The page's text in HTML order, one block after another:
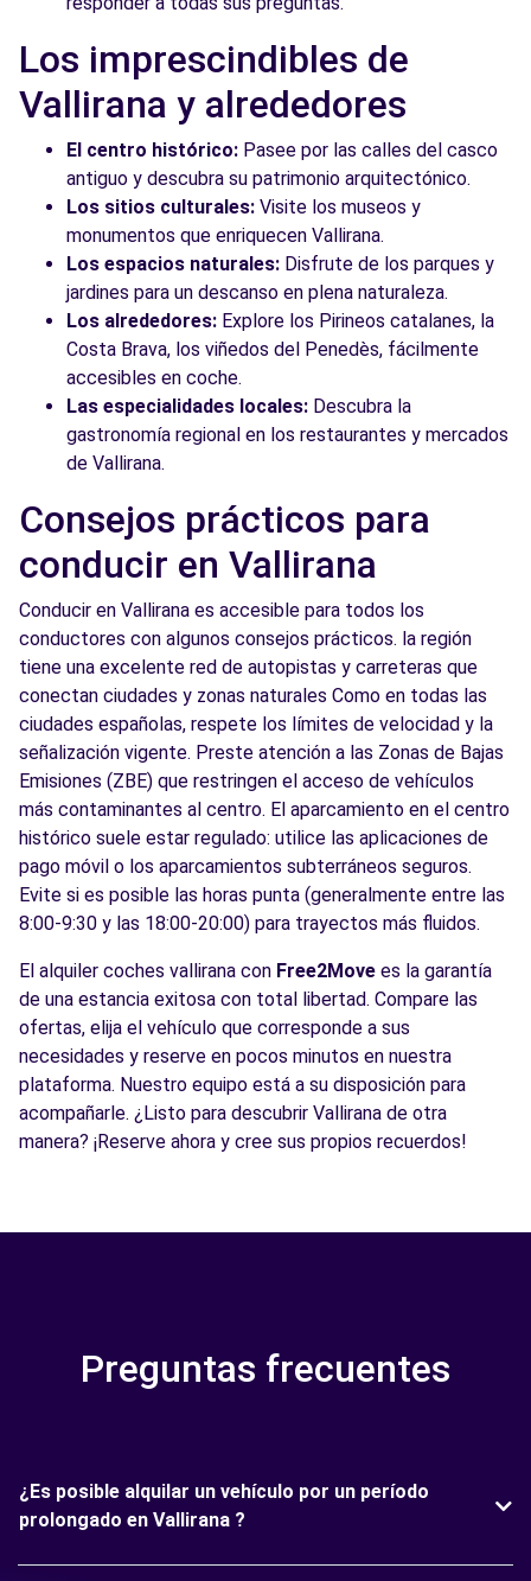
Los imprescindibles de
Vallirana y alrededores
El centro histórico: Pasee por las calles del casco
antiguo y descubra su patrimonio arquitectónico.
Los sitios culturales: Visite los museos y
monumentos que enriquecen Vallirana.
Los espacios naturales: Disfrute de los parques y
jardines para un descanso en plena naturaleza.
Los alrededores: Explore los Pirineos catalanes, la
Costa Brava, los viñedos del Penedès, fácilmente
accesibles en coche.
Las especialidades locales: Descubra la
gastronomía regional en los restaurantes y mercados
de Vallirana.
Consejos prácticos para
conducir en Vallirana
Conducir en Vallirana es accesible para todos los
conductores con algunos consejos prácticos. la región
tiene una excelente red de autopistas y carreteras que
conectan ciudades y zonas naturales Como en todas las
ciudades españolas, respete los límites de velocidad y la
señalización vigente. Preste atención a las Zonas de Bajas
Emisiones (ZBE) que restringen el acceso de vehículos
más contaminantes al centro. El aparcamiento en el centro
histórico suele estar regulado: utilice las aplicaciones de
pago móvil o los aparcamientos subterráneos seguros.
Evite si es posible las horas punta (generalmente entre las
8:00-9:30 y las 18:00-20:00) para trayectos más fluidos.
El alquiler coches vallirana con Free2Move es la garantía
de una estancia exitosa con total libertad. Compare las
ofertas, elija el vehículo que corresponde a sus
necesidades y reserve en pocos minutos en nuestra
plataforma. Nuestro equipo está a su disposición para
acompañarle. ¿Listo para descubrir Vallirana de otra
manera? ¡Reserve ahora y cree sus propios recuerdos!
Preguntas frecuentes
¿Es posible alquilar un vehículo por un período
prolongado en Vallirana ?